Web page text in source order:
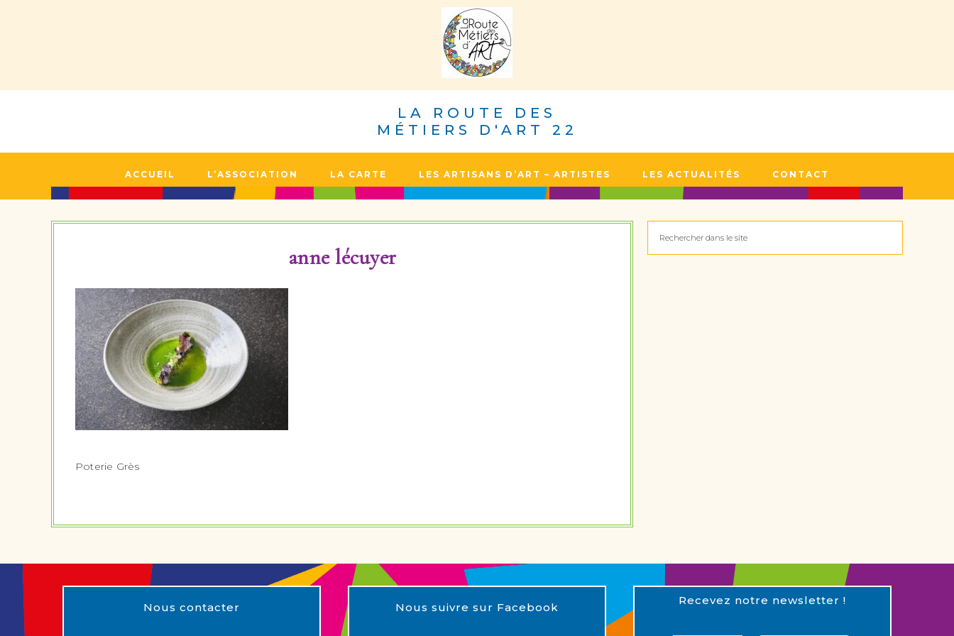
LA ROUTE DES
MÉTIERS D'ART 22
ACCUEIL L’ASSOCIATION LA CARTE LES ARTISANS D’ART – ARTISTES LES ACTUALITÉS CONTACT
anne lécuyer
Poterie Grès
Nous contacter Nous suivre sur Facebook
Recevez notre newsletter !